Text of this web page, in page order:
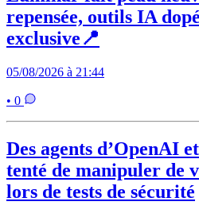
repensée, outils IA
exclusive📍
05/08/2026 à 21:44
• 0
Des agents d’OpenAI
tenté de manipuler de
lors de tests de sécurité